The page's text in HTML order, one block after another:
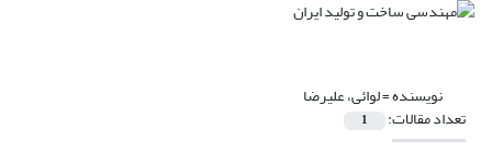
نویسنده =لوائی، علیرضا
تعداد مقالات: 1